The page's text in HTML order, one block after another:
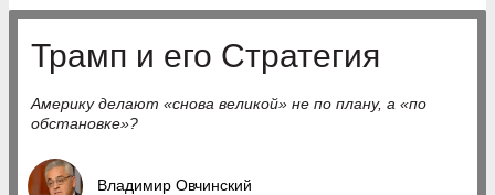
Трамп и его Стратегия
Америку делают «снова великой» не по плану, а «по
обстановке»?
Владимир Овчинский